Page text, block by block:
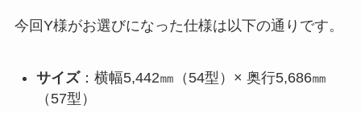
今回Y様がお選びになった仕様は以下の通りです。
サイズ：横幅5,442㎜（54型）× 奥行5,686㎜
（57型）